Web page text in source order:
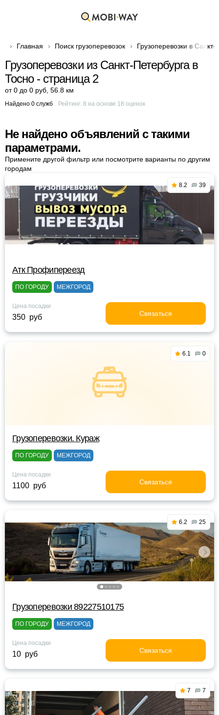
Главная Поиск грузоперевозок Грузоперевозки в Санкт-
Грузоперевозки из Санкт-Петербурга в
Тосно - страница 2
от 0 до 0 руб 56.8 км
Найдено 0 служб Рейтинг: 8 на основе 18 оценок
Не найдено объявлений с такими
параметрами.
Примените другой фильтр или посмотрите варианты по другим
городам
8.2 39
Атк Профипереезд
ПО ГОРОДУ МЕЖГОРОД
Цена посадки
350 руб Связаться
6.1 0
Грузоперевозки. Кураж
ПО ГОРОДУ МЕЖГОРОД
Цена посадки
1100 руб Связаться
6.2 25
Грузоперевозки 89227510175
ПО ГОРОДУ МЕЖГОРОД
Цена посадки
10 руб Связаться
7 7